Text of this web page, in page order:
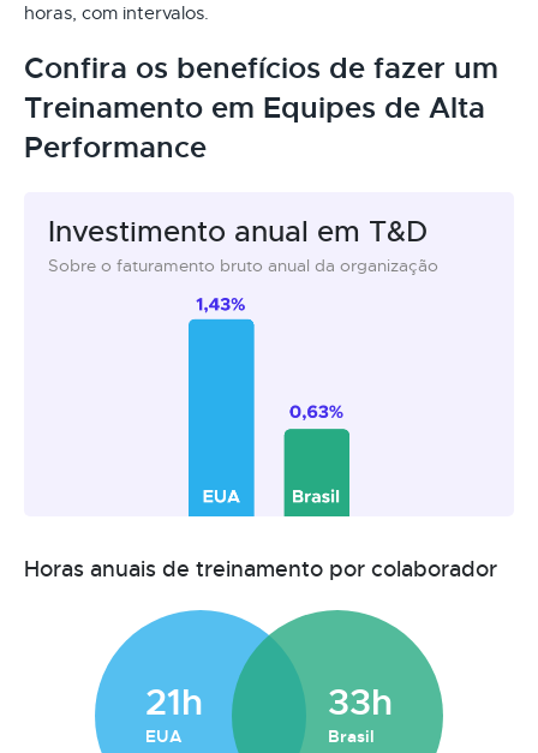
horas, com intervalos.
Confira os benefícios de fazer um
Treinamento em Equipes de Alta
Performance
Investimento anual em T&D
Sobre o faturamento bruto anual da organização
Horas anuais de treinamento por colaborador
21h
EUA
33h
Brasil